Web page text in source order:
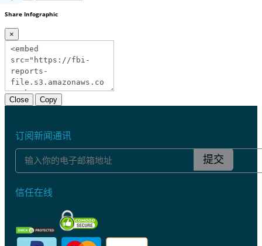
Share Infographic
×
Close Copy
订阅新闻通讯
提交
信任在线